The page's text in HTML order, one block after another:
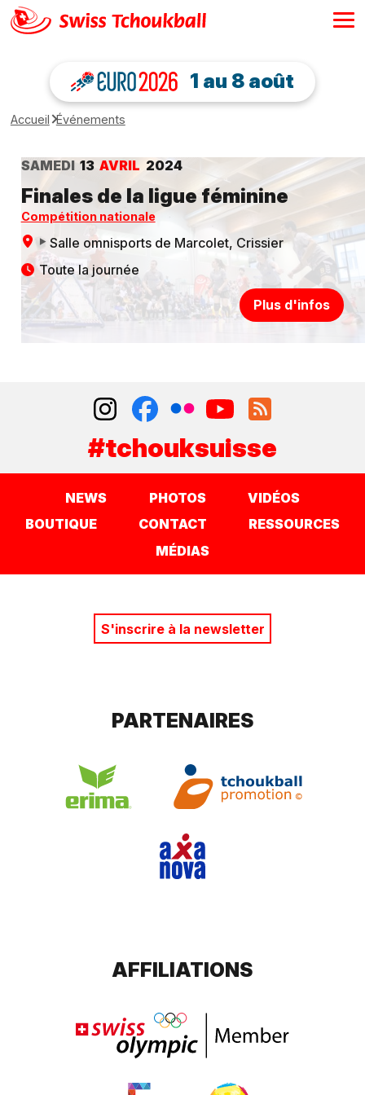
1 au 8 août
Accueil Événements
SAMEDI 13 AVRIL 2024
Finales de la ligue féminine
Compétition nationale
Salle omnisports de Marcolet, Crissier
Toute la journée
Plus d'infos
#tchouksuisse
NEWS PHOTOS
VIDÉOS
BOUTIQUE
CONTACT
RESSOURCES
MÉDIAS
S'inscrire à la newsletter
PARTENAIRES
AFFILIATIONS